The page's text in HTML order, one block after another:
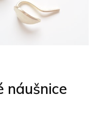
náušnice